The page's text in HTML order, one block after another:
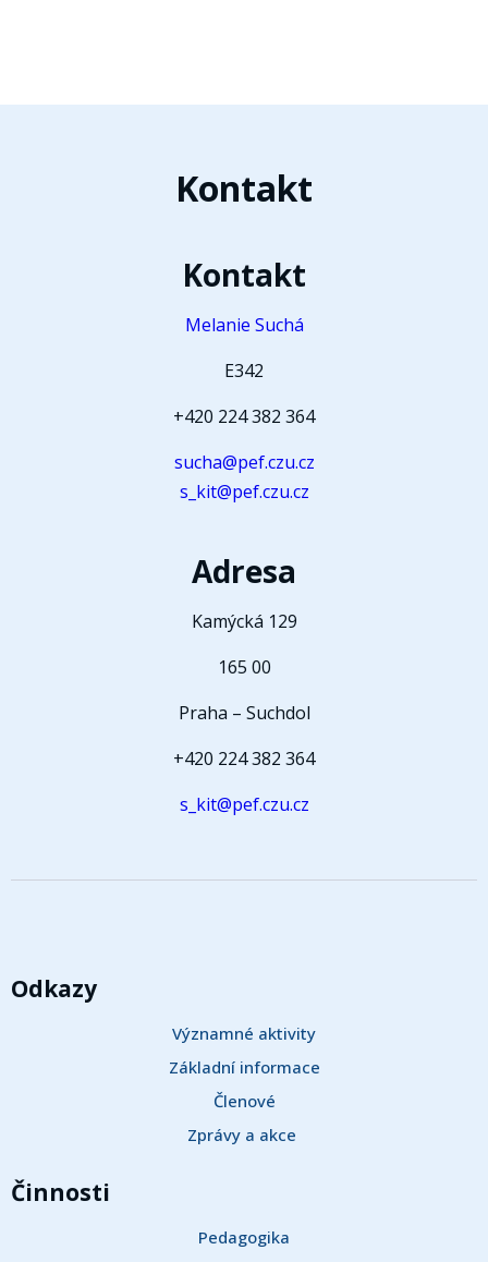
Kontakt
Kontakt
Melanie Suchá
E342
+420 224 382 364
sucha@pef.czu.cz
s_kit@pef.czu.cz
Adresa
Kamýcká 129
165 00
Praha – Suchdol
+420 224 382 364
s_kit@pef.czu.cz
Odkazy
Významné aktivity
Základní informace
Členové
Zprávy a akce
Činnosti
Pedagogika